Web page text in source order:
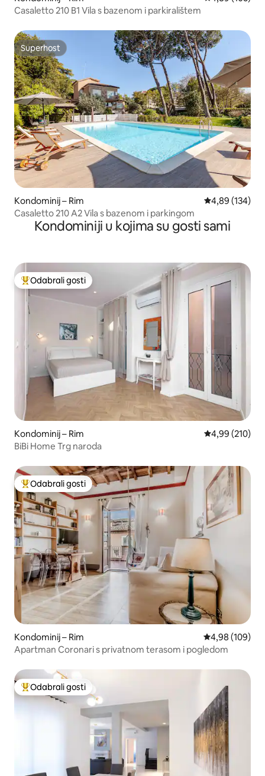
Casaletto 210 B1 Vila s bazenom i parkiralištem
Superhost
Superhost
Kondominij – Rim Prosječna
4,89 (134)
Casaletto 210 A2 Vila s bazenom i parkingom
Kondominiji u kojima su gosti sami
Među najviše rangiranima s oznakom „Odabrali gosti”
Odabrali gosti
Kondominij – Rim Prosječna
4,99 (210)
BiBi Home Trg naroda
Među najviše rangiranima s oznakom „Odabrali gosti”
Odabrali gosti
Kondominij – Rim Prosječna
4,98 (109)
Apartman Coronari s privatnom terasom i pogledom
Među najviše rangiranima s oznakom „Odabrali gosti”
Odabrali gosti